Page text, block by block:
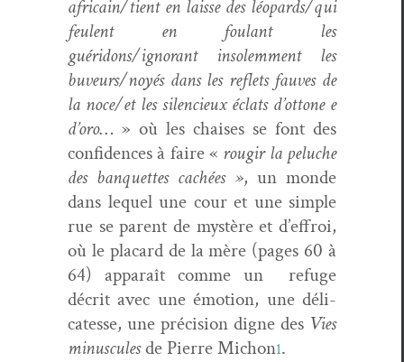
africain/tient en laisse des léopards/qui
feu­lent en foulant les
guéridons/ignorant insolem­ment les
buveurs/noyés dans les reflets fauves de
la noce/et les silen­cieux éclats d’ottone e
d’oro… » où les chais­es se font des
con­fi­dences à faire « rou­gir la peluche
des ban­quettes cachées », un monde
dans lequel une cour et une sim­ple
rue se par­ent de mys­tère et d’effroi,
où le plac­ard de la mère (pages 60 à
64) appa­raît comme un
refuge
décrit avec une émo­tion, une déli­
catesse, une pré­ci­sion digne des Vies
minus­culesde Pierre Michon1.